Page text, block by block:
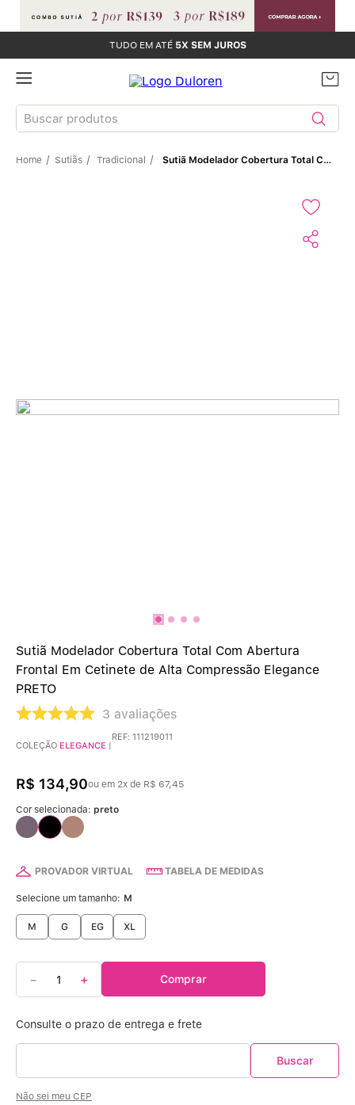
TUDO EM ATÉ 5X SEM JUROS
Buscar produtos
Sutiãs Tradicional Sutiã Modelador Cobertura Total Com Abertura Frontal Em Cetinete De Alta Compressão Elegance PRETO
Sutiã Modelador Cobertura Total Com Abertura
Frontal Em Cetinete de Alta Compressão Elegance
PRETO
3 avaliações
COLEÇÃO ELEGANCE |
REF: 111219011
R$ 134,90ou em 2x de R$ 67,45
Cor selecionada: preto
PROVADOR VIRTUAL TABELA DE MEDIDAS
Selecione um tamanho: M
M G EG XL
＋
－ Comprar
Não sei meu CEP
TERMOS MAIS BUSCADOS